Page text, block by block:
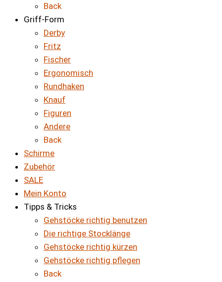
Back
Griff-Form
Derby
Fritz
Fischer
Ergonomisch
Rundhaken
Knauf
Figuren
Andere
Back
Schirme
Zubehör
SALE
Mein Konto
Tipps & Tricks
Gehstöcke richtig benutzen
Die richtige Stocklänge
Gehstöcke richtig kürzen
Gehstöcke richtig pflegen
Back